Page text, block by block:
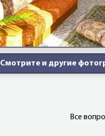
Смотрите и другие
Все